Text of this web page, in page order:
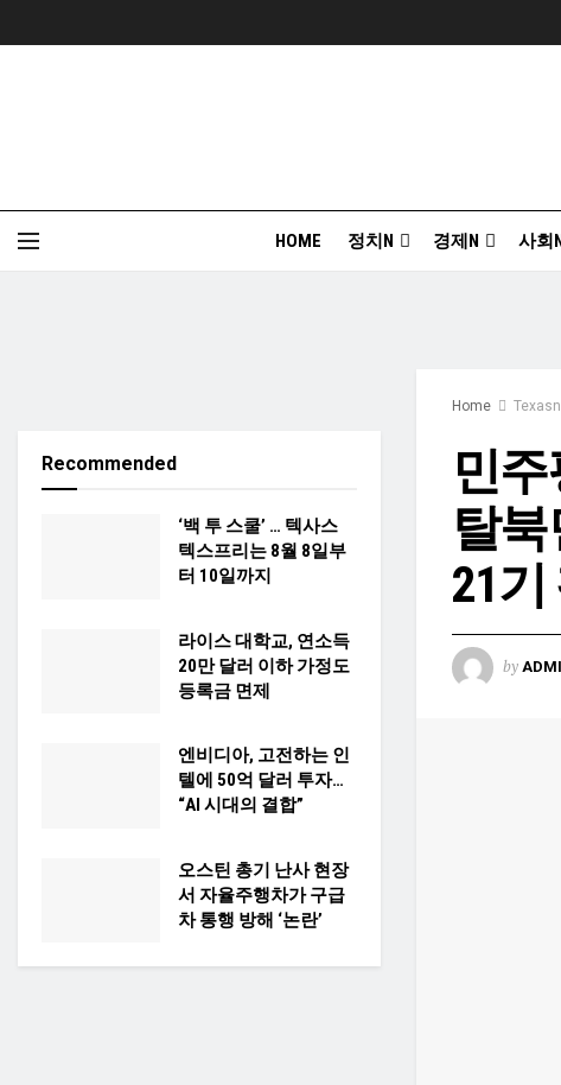
HOME 정치N 경제N 사회
Home
민
탈
21
by
Recommended
‘백 투 스쿨’ … 텍사스
텍스프리는 8월 8일부
터 10일까지
라이스 대학교, 연소득
20만 달러 이하 가정도
등록금 면제
엔비디아, 고전하는 인
텔에 50억 달러 투자…
“AI 시대의 결합”
오스틴 총기 난사 현장
서 자율주행차가 구급
차 통행 방해 ‘논란’